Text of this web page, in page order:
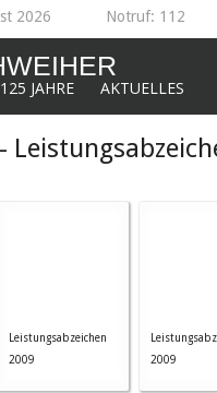
2026 Notruf: 112
125 JAHRE AKTUELLES
Leistungsabzeichen
2009
2009